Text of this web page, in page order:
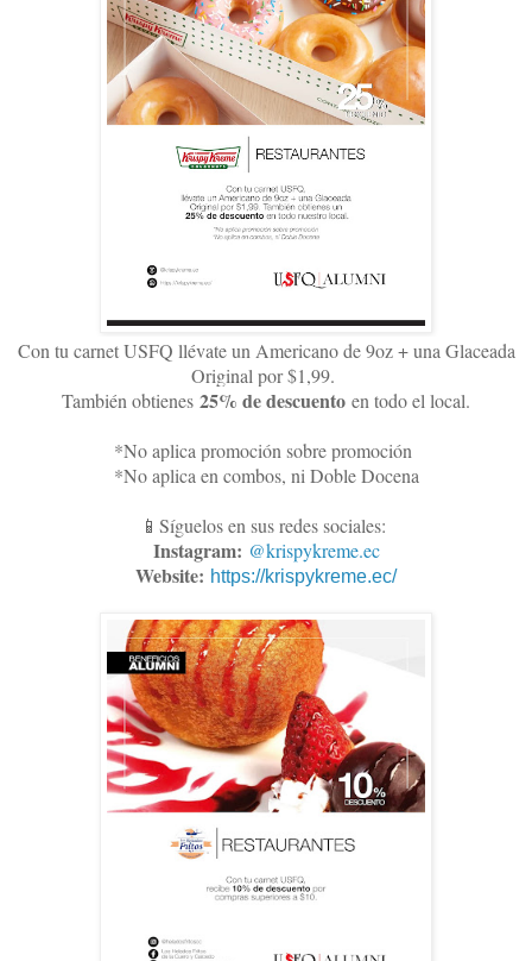
Con tu carnet USFQ llévate un Americano de 9oz + una Glaceada
Original por $1,99.
También obtienes 25% de descuento en todo el local.
*No aplica promoción sobre promoción
*No aplica en combos, ni Doble Docena
📱Síguelos en sus redes sociales:
Instagram: @krispykreme.ec
Website: https://krispykreme.ec/